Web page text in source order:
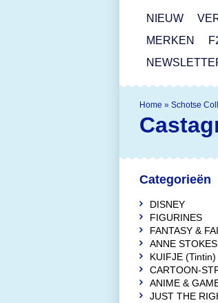
NIEUW
MERKEN
Home » Schotse
Categorieën
DISNEY
FIGURINES
FANTASY &
ANNE
KUIFJE (Tintin)
CARTOON-
ANIME &
JUST THE